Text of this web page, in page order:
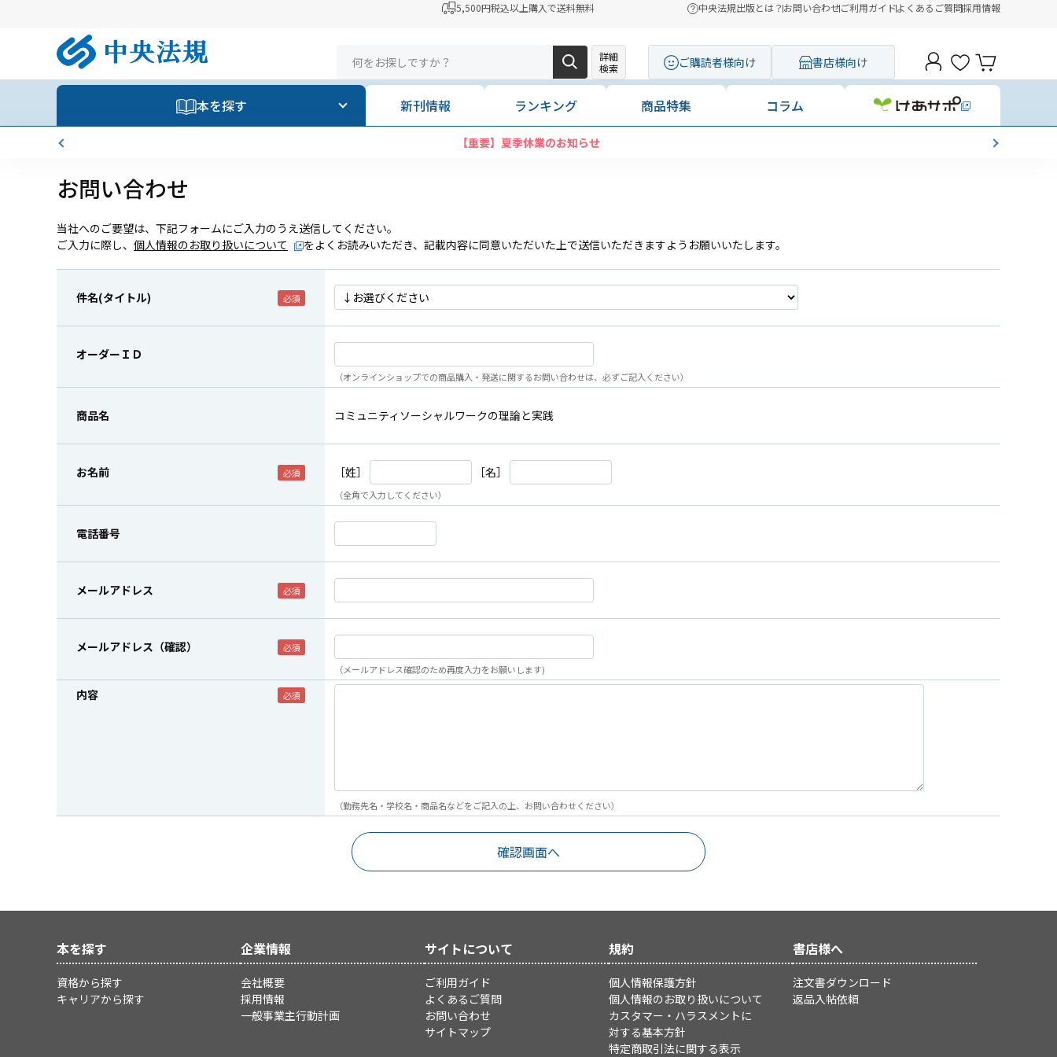
5,500円税込以上購入で送料無料 中央法規出版とは？お問い合わせご利用ガイドよくあるご質問採用情報
詳細
検索
ご購読者様向け 書店様向け
本を探す 新刊情報 ランキング 商品特集 コラム
【重要】夏季休業のお知らせ
お問い合わせ
当社へのご要望は、下記フォームにご入力のうえ送信してください。
ご入力に際し、 個人情報のお取り扱いについて をよくお読みいただき、記載内容に同意いただいた上で送信いただきますようお願いいたします。
件名(タイトル)
オーダーＩＤ
（オンラインショップでの商品購入・発送に関するお問い合わせは、必ずご記入ください）
商品名 コミュニティソーシャルワークの理論と実践
お名前 ［姓］ ［名］
（全角で入力してください）
電話番号
メールアドレス
メールアドレス（確認）
（メールアドレス確認のため再度入力をお願いします)
内容
（勤務先名・学校名・商品名などをご記入の上、お問い合わせください）
本を探す
資格から探す
キャリアから探す
企業情報
会社概要
採用情報
一般事業主行動計画
サイトについて
ご利用ガイド
よくあるご質問
お問い合わせ
サイトマップ
規約
個人情報保護方針
個人情報のお取り扱いについて
カスタマー・ハラスメントに
対する基本方針
特定商取引法に関する表示
書店様へ
注文書ダウンロード
返品入帖依頼